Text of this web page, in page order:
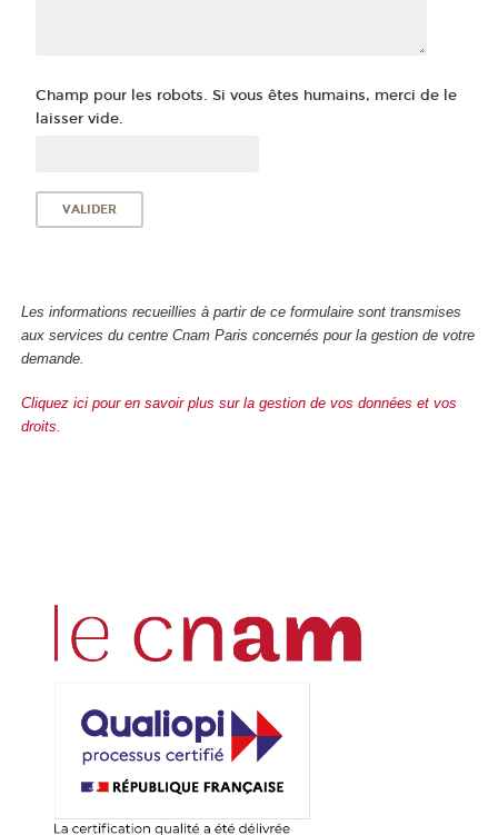
Champ pour les robots. Si vous êtes humains, merci de le
laisser vide.
Les informations recueillies à partir de ce formulaire sont transmises
aux services du centre Cnam Paris concernés pour la gestion de votre
demande.
Cliquez ici pour en savoir plus sur la gestion de vos données et vos
droits.